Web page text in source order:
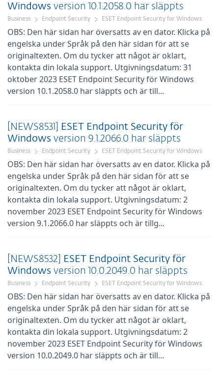
Windows version 10.1.2058.0 har släppts
Business Endpoint Security ESET Endpoint Security for Windows
OBS: Den här sidan har översatts av en dator. Klicka på
engelska under Språk på den här sidan för att se
originaltexten. Om du tycker att något är oklart,
kontakta din lokala support. Utgivningsdatum: 31
oktober 2023 ESET Endpoint Security för Windows
version 10.1.2058.0 har släppts och är till...
[NEWS8531] ESET Endpoint Security för
Windows version 9.1.2066.0 har släppts
Business Endpoint Security ESET Endpoint Security for Windows
OBS: Den här sidan har översatts av en dator. Klicka på
engelska under Språk på den här sidan för att se
originaltexten. Om du tycker att något är oklart,
kontakta din lokala support. Utgivningsdatum: 2
november 2023 ESET Endpoint Security för Windows
version 9.1.2066.0 har släppts och är tillg...
[NEWS8532] ESET Endpoint Security för
Windows version 10.0.2049.0 har släppts
Business Endpoint Security ESET Endpoint Security for Windows
OBS: Den här sidan har översatts av en dator. Klicka på
engelska under Språk på den här sidan för att se
originaltexten. Om du tycker att något är oklart,
kontakta din lokala support. Utgivningsdatum: 2
november 2023 ESET Endpoint Security för Windows
version 10.0.2049.0 har släppts och är till...